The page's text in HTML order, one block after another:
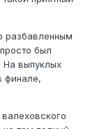
разбавленным
был
На выпуклых
финале,